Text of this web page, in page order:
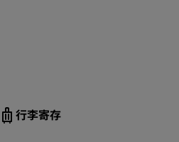
行李寄存